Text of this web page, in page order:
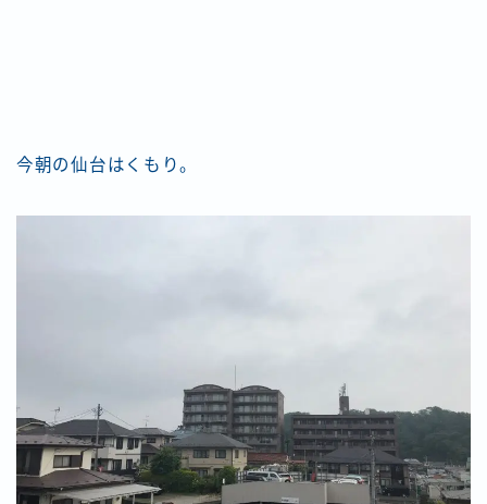
今朝の仙台はくもり。